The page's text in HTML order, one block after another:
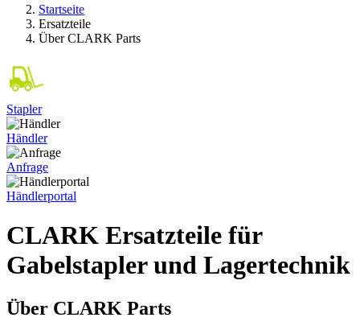
Startseite
Ersatzteile
Über CLARK Parts
Stapler
Händler
Anfrage
Händlerportal
CLARK Ersatzteile für
Gabelstapler und Lagertechnik
Über CLARK Parts